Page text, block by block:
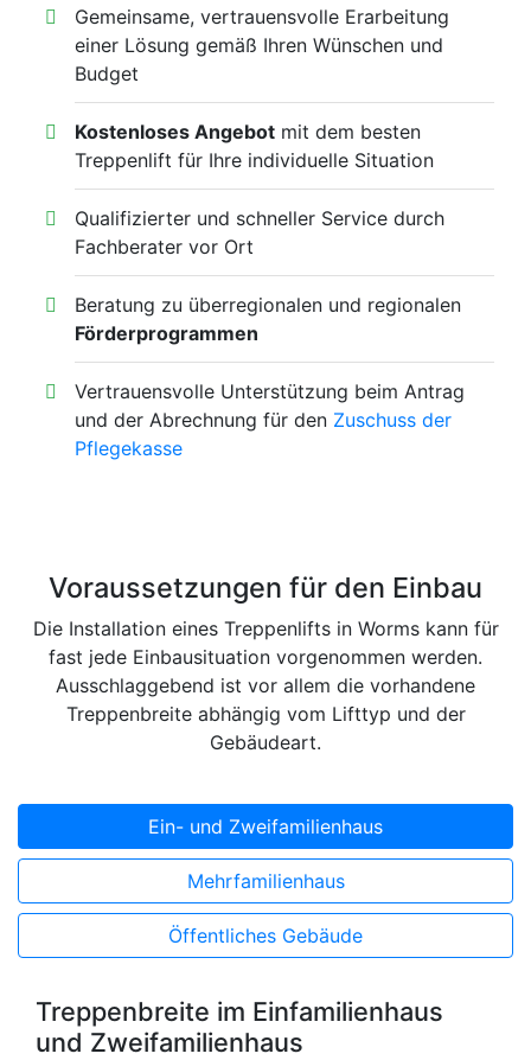
Gemeinsame, vertrauensvolle Erarbeitung
einer Lösung gemäß Ihren Wünschen und
Budget
Kostenloses Angebot mit dem besten
Treppenlift für Ihre individuelle Situation
Qualifizierter und schneller Service durch
Fachberater vor Ort
Beratung zu überregionalen und regionalen
Förderprogrammen
Vertrauensvolle Unterstützung beim Antrag
und der Abrechnung für den Zuschuss der
Pflegekasse
Voraussetzungen für den Einbau
Die Installation eines Treppenlifts in Worms kann für
fast jede Einbausituation vorgenommen werden.
Ausschlaggebend ist vor allem die vorhandene
Treppenbreite abhängig vom Lifttyp und der
Gebäudeart.
Ein- und Zweifamilienhaus
Mehrfamilienhaus
Öffentliches Gebäude
Treppenbreite im Einfamilienhaus
und Zweifamilienhaus